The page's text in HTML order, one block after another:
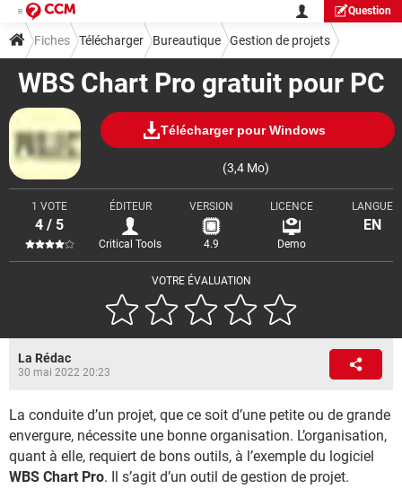
Question
WBS Chart Pro gratuit pour PC
Télécharger pour Windows
(3,4 Mo)
VOTRE ÉVALUATION
1 VOTE
4 / 5
ÉDITEUR
Critical Tools
VERSION
4.9
LICENCE
Demo
LANGUE
EN
Fiches Télécharger Bureautique Gestion de projets
La Rédac
30 mai 2022 20:23
La conduite d’un projet, que ce soit d’une petite ou de grande
envergure, nécessite une bonne organisation. L’organisation,
quant à elle, requiert de bons outils, à l’exemple du logiciel
WBS Chart Pro. Il s’agit d’un outil de gestion de projet.